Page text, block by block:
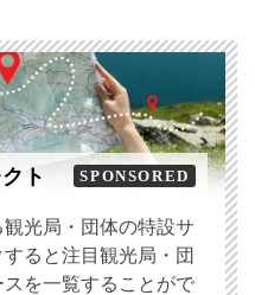
ト SPONSORED
光局・団体の特設サ
ると注目観光局・団
を一覧することがで